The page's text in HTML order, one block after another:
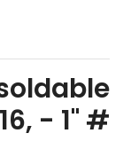
- 1" #